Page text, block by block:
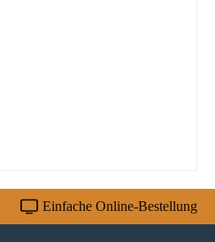
Einfache Online-Bestellung